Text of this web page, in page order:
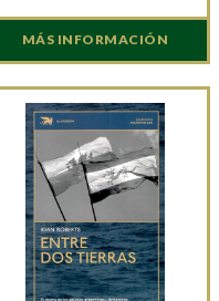
MÁS INFORMACIÓN